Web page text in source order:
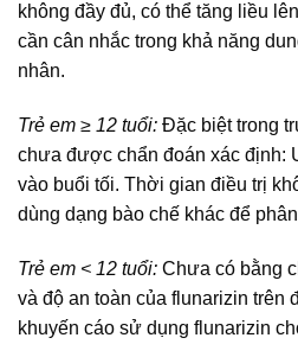
không đầy đủ, có thể tăng liều
cần cân nhắc trong khả năng
nhân.
Trẻ em ≥ 12 tuổi: Đặc biệt trong
chưa được chẩn đoán xác định:
vào buổi tối. Thời gian điều trị
dùng dạng bào chế khác để
Trẻ em < 12 tuổi: Chưa có bằng
và độ an toàn của flunarizin trên
khuyến cáo sử dụng flunarizin